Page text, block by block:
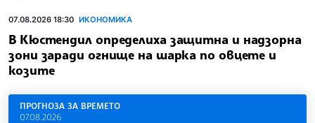
07.08.2026 18:30 ИКОНОМИКА
В Кюстендил определиха защитна и надзорна
зони заради огнище на шарка по овцете и
козите
ПРОГНОЗА ЗА ВРЕМЕТО
07.08.2026